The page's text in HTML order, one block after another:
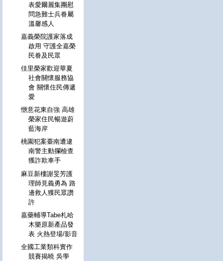
表愛爾麗集團慰
問急難士兵眷屬
溫馨感人
嘉義榮院護家落成
啟用 守護全嘉榮
民眷及民眾
佳里榮家歡迎華夏
社會關懷服務協
會 關懷住民傳遞
愛
愜意花東自強 高雄
榮家住民暢遊蔚
藍海岸
桃園犯案臺南遭逮
南警主動攔檢查
獲詐欺車手
麻豆新樓謝旻芳護
理師見義勇為 路
邊救人獲民眾讚
許
嘉藥輔導Tabe札哈
木樂原新產品發
表 火熱登場/影音
全國工業類科實作
競賽揭曉 吳學